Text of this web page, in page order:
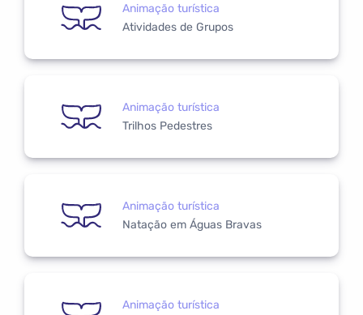
Animação turística
Atividades de Grupos
Animação turística
Trilhos Pedestres
Animação turística
Natação em Águas Bravas
Animação turística